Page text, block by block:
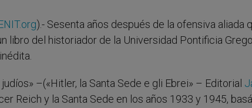
).- Sesenta años después de la ofensiva aliada
libro del historiador de la Universidad Pontificia
–(«Hitler, la Santa Sede e gli Ebrei» – Editorial
Reich y la Santa Sede en los años 1933 y 1945,